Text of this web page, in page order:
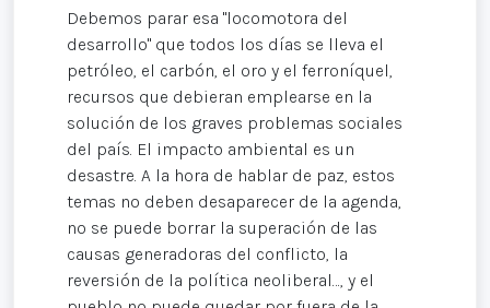
Debemos parar esa "locomotora del
desarrollo" que todos los días se lleva el
petróleo, el carbón, el oro y el ferroníquel,
recursos que debieran emplearse en la
solución de los graves problemas sociales
del país. El impacto ambiental es un
desastre. A la hora de hablar de paz, estos
temas no deben desaparecer de la agenda,
no se puede borrar la superación de las
causas generadoras del conflicto, la
reversión de la política neoliberal…, y el